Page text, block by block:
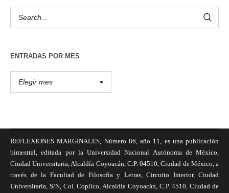
ENTRADAS POR MES
REFLEXIONES MARGINALES, Número 86, año 11, es una publicación
bimestral, editada por la Universidad Nacional Autónoma de México,
Ciudad Universitaria, Alcaldía Coyoacán, C.P. 04510, Ciudad de México, a
través de la Facultad de Filosofía y Letras, Circuito Interior, Ciudad
Universitaria, S/N, Col. Copilco, Alcaldía Coyoacán, C.P. 4510, Ciudad de